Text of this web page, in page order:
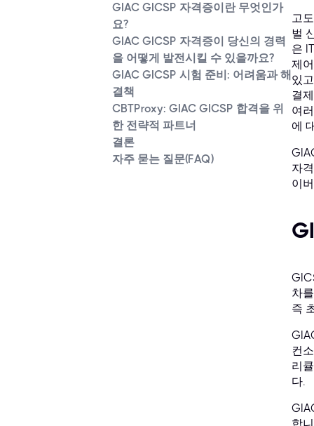
GIAC GICSP 자격증이란 무엇인가
요?
GIAC GICSP 자격증이 당신의 경력
을 어떻게 발전시킬 수 있을까요?
GIAC GICSP 시험 준비: 어려움과 해
결책
CBTProxy: GIAC GICSP 합격을 위
한 전략적 파트너
결론
자주 묻는 질문(FAQ)
고
벌
은
제
있
결
여
에
자
이
차
즉
컨
리
다.